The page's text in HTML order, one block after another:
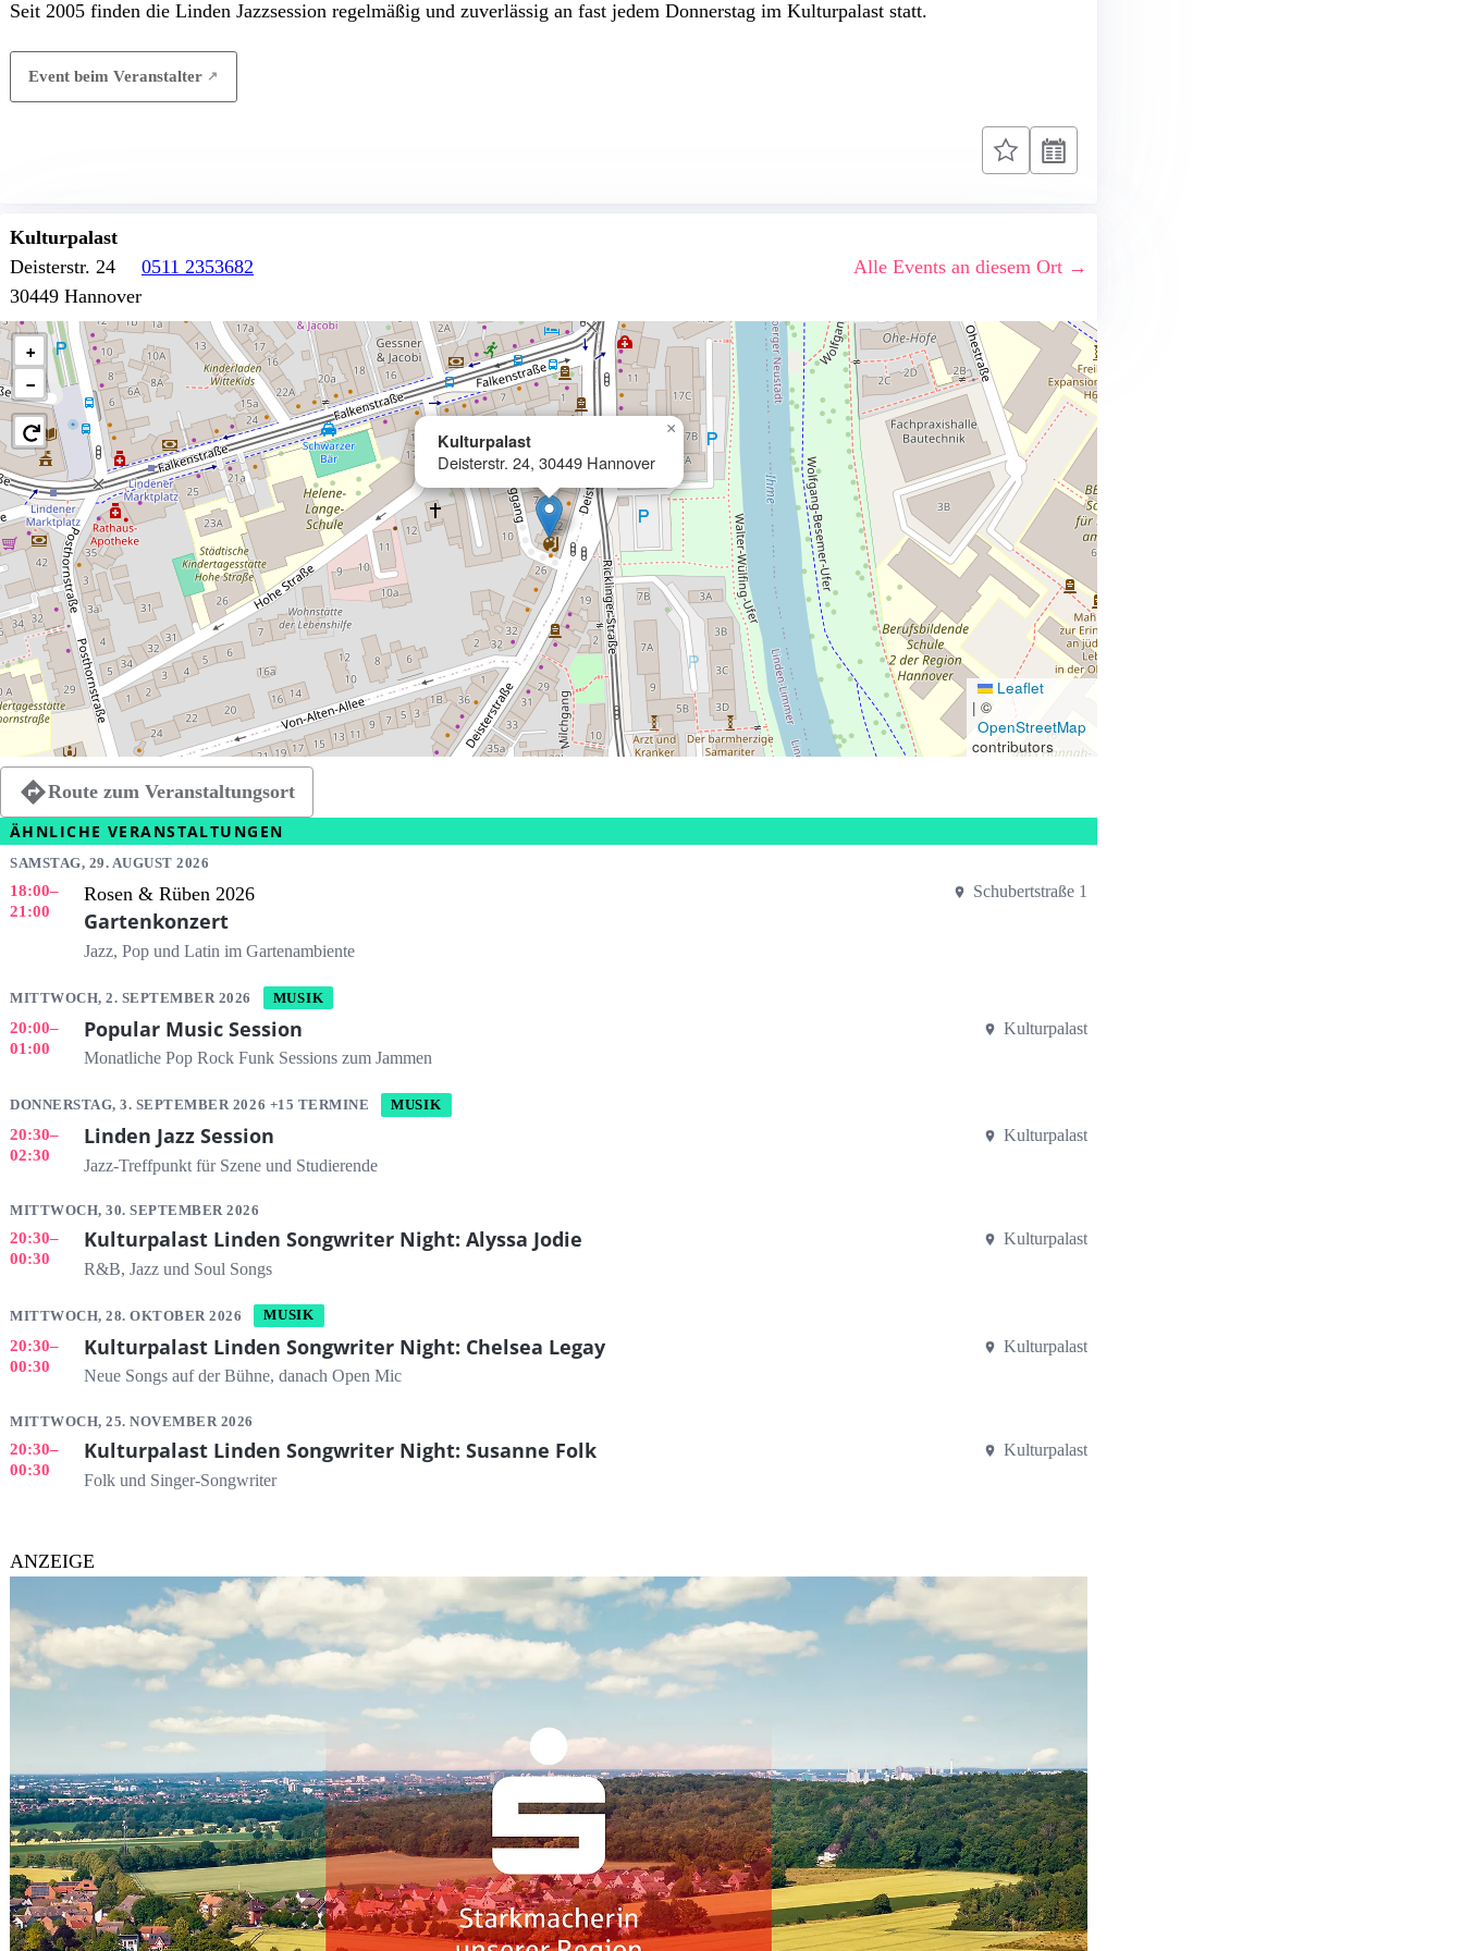
Seit 2005 finden die Linden Jazzsession regelmäßig und zuverlässig an fast jedem Donnerstag im Kulturpalast statt.
Event beim Veranstalter
Kulturpalast
Deisterstr. 24
30449 Hannover
0511 2353682 Alle Events an diesem Ort →
Kulturpalast
Deisterstr. 24, 30449 Hannover
×
+
−
Leaflet
| ©
OpenStreetMap
contributors
Route zum Veranstaltungsort
ÄHNLICHE VERANSTALTUNGEN
SAMSTAG, 29. AUGUST 2026
18:00–
21:00
Rosen & Rüben 2026
Gartenkonzert
Jazz, Pop und Latin im Gartenambiente
Schubertstraße 1
MITTWOCH, 2. SEPTEMBER 2026 MUSIK
20:00–
01:00
Popular Music Session
Monatliche Pop Rock Funk Sessions zum Jammen
Kulturpalast
DONNERSTAG, 3. SEPTEMBER 2026 +15 TERMINE MUSIK
20:30–
02:30
Linden Jazz Session
Jazz-Treffpunkt für Szene und Studierende
Kulturpalast
MITTWOCH, 30. SEPTEMBER 2026
20:30–
00:30
Kulturpalast Linden Songwriter Night: Alyssa Jodie
R&B, Jazz und Soul Songs
Kulturpalast
MITTWOCH, 28. OKTOBER 2026 MUSIK
20:30–
00:30
Kulturpalast Linden Songwriter Night: Chelsea Legay
Neue Songs auf der Bühne, danach Open Mic
Kulturpalast
MITTWOCH, 25. NOVEMBER 2026
20:30–
00:30
Kulturpalast Linden Songwriter Night: Susanne Folk
Folk und Singer-Songwriter
Kulturpalast
ANZEIGE